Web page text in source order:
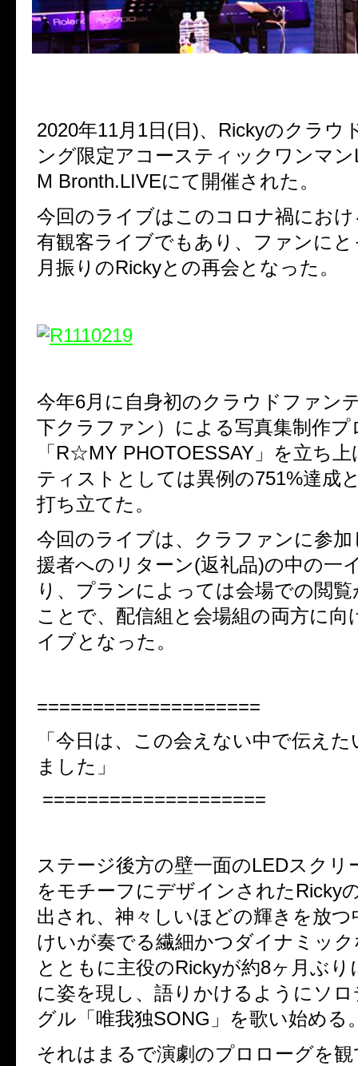
2020年11月1日(日)、Rickyのクラウ
ング限定アコースティックワンマ
M Bronth.LIVEにて開催された。
今回のライブはこのコロナ禍にお
有観客ライブでもあり、ファンに
月振りのRickyとの再会となった。
今年6月に自身初のクラウドファン
下クラファン）による写真集制作
「R☆MY PHOTOESSAY」を立ち
ティストとしては異例の751%達成
打ち立てた。
今回のライブは、クラファンに参
援者へのリターン(返礼品)の中の一
り、プランによっては会場での閲
ことで、配信組と会場組の両方に向
イブとなった。
====================
「今日は、この会えない中で伝え
ました」
====================
ステージ後方の壁一面のLEDスクリ
をモチーフにデザインされたRicky
出され、神々しいほどの輝きを放
けいが奏でる繊細かつダイナミッ
とともに主役のRickyが約8ヶ月ぶ
に姿を現し、語りかけるようにソ
グル「唯我独SONG」を歌い始める
それはまるで演劇のプロローグを